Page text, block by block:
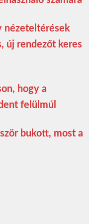
nézeteltérések
új rendezőt keres
hogy a
felülmúl
bukott, most a